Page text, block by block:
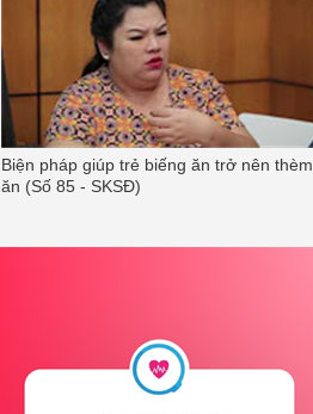
Biện pháp giúp trẻ biếng ăn trở nên thèm
ăn (Số 85 - SKSĐ)